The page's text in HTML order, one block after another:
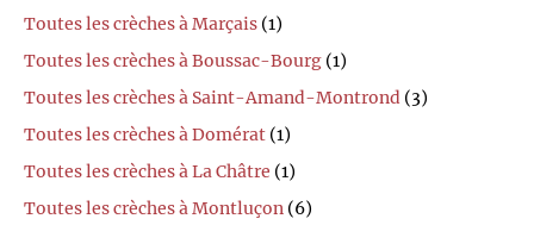
Toutes les crèches à Marçais (1)
Toutes les crèches à Boussac-Bourg (1)
Toutes les crèches à Saint-Amand-Montrond (3)
Toutes les crèches à Domérat (1)
Toutes les crèches à La Châtre (1)
Toutes les crèches à Montluçon (6)